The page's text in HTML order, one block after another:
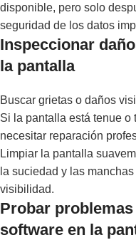
disponible, pero solo
seguridad de los datos
Inspeccionar
la pantalla
Buscar grietas o daños
Si la pantalla está tenue o
necesitar reparación
Limpiar la pantalla
la suciedad y las
visibilidad.
Probar
software en la